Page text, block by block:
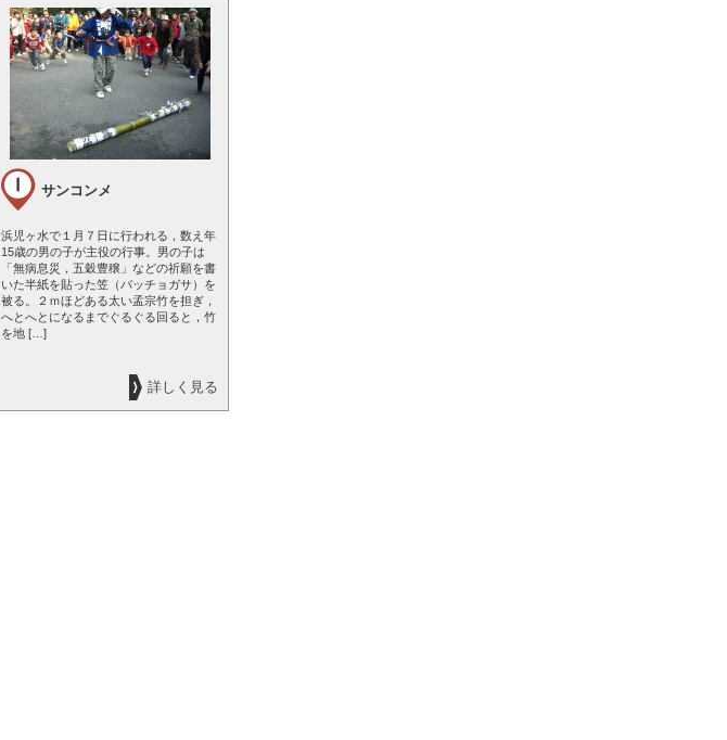
サンコンメ
浜児ヶ水で１月７日に行われる，数え年
15歳の男の子が主役の行事。男の子は
「無病息災，五穀豊穣」などの祈願を書
いた半紙を貼った笠（バッチョガサ）を
被る。２ｍほどある太い孟宗竹を担ぎ，
へとへとになるまでぐるぐる回ると，竹
を地 […]
詳しく見る